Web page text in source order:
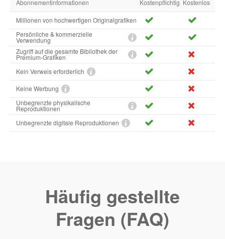
Abonnementinformationen Kostenpflichtig Kostenlos
Millionen von hochwertigen Originalgrafiken
Persönliche & kommerzielle
Verwendung
Zugriff auf die gesamte Bibliothek der
Premium-Grafiken
Kein Verweis erforderlich
Keine Werbung
Unbegrenzte physikalische
Reproduktionen
Unbegrenzte digitale Reproduktionen
Häufig gestellte
Fragen (FAQ)